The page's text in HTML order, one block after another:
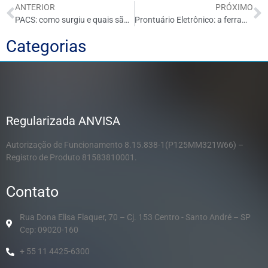
ANTERIOR
PACS: como surgiu e quais são as perspectivas futuras?
PRÓXIMO
Prontuário Eletrônico: a ferramenta que aumenta a eficiência no atendimento
Categorias
Regularizada ANVISA
Autorização de Funcionamento 8.15.838-1(P125MM321W66) –
Registro de Produto 81583810001.
Contato
Rua Dona Elisa Flaquer, 70 – Cj. 153 Centro - Santo André – SP
Cep: 09020-160
+ 55 11 4425-6300